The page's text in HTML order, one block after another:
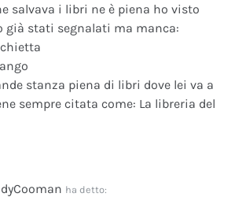
salvava i libri ne è piena ho visto
già stati segnalati ma manca:
stanza piena di libri dove lei va a
sempre citata come: La libreria del
ha detto: